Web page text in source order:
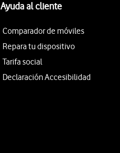
Ayuda al cliente
Comparador de móviles
Repara tu dispositivo
Tarifa social
Declaración Accesibilidad